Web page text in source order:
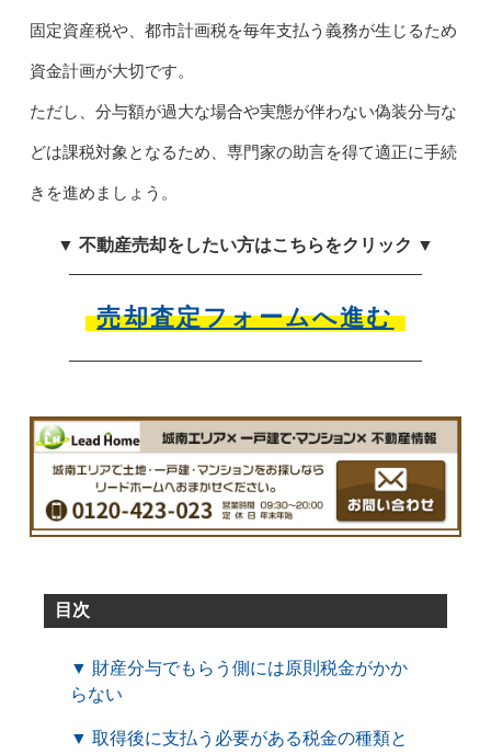
固定資産税や、都市計画税を毎年支払う義務が生じるため
資金計画が大切です。
ただし、分与額が過大な場合や実態が伴わない偽装分与な
どは課税対象となるため、専門家の助言を得て適正に手続
きを進めましょう。
▼ 不動産売却をしたい方はこちらをクリック ▼
売却査定フォームへ進む
目次
▼ 財産分与でもらう側には原則税金がかか
らない
▼ 取得後に支払う必要がある税金の種類と